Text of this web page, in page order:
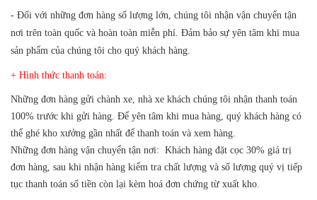
- Đối với những đơn hàng số lượng lớn, chúng tôi nhận vận chuyển tận
nơi trên toàn quốc và hoàn toàn miễn phí. Đảm bảo sự yên tâm khi mua
sản phẩm của chúng tôi cho quý khách hàng.
+ Hình thức thanh toán:
Những đơn hàng gửi chành xe, nhà xe khách chúng tôi nhận thanh toán
100% trước khi gửi hàng. Để yên tâm khi mua hàng, quý khách hàng có
thể ghé kho xưởng gần nhất để thanh toán và xem hàng.
Những đơn hàng vận chuyển tận nơi: Khách hàng đặt cọc 30% giá trị
đơn hàng, sau khi nhận hàng kiểm tra chất lượng và số lượng quý vị tiếp
tục thanh toán số tiền còn lại kèm hoá đơn chứng từ xuất kho.